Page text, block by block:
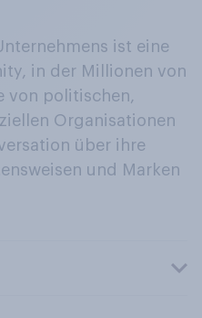
ist eine
in der Millionen von
von politischen,
Organisationen
über ihre
und Marken